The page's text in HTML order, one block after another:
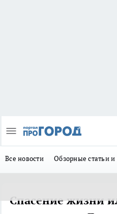
Все новости Обзорные статьи
Спасение жизни